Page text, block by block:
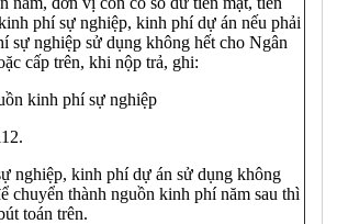
phí sự nghiệp, kinh phí dự án nếu phải
sự nghiệp sử dụng không hết cho Ngân
cấp trên, khi nộp trả, ghi:
kinh phí sự nghiệp
nghiệp, kinh phí dự án sử dụng không
chuyển thành nguồn kinh phí năm sau thì
toán trên.